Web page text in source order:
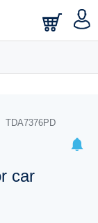
TDA7376PD
car